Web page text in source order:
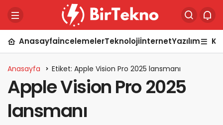
AnasayfaİncelemelerTeknolojiİnternetYazılım
Anasayfa Etiket: Apple Vision Pro 2025 lansmanı
Apple Vision Pro 2025
lansmanı